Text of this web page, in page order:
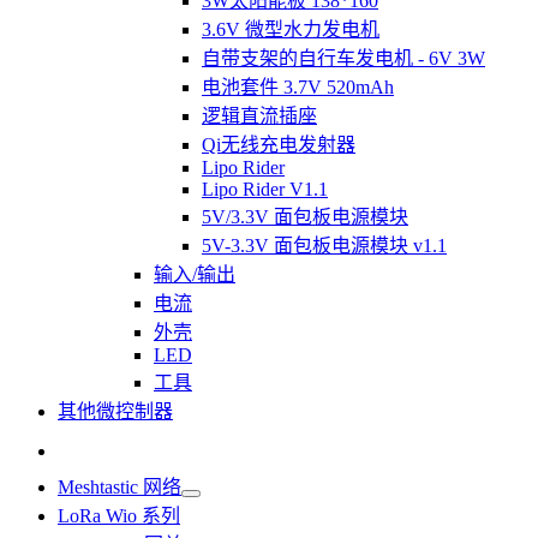
3.6V 微型水力发电机
自带支架的自行车发电机 - 6V 3W
电池套件 3.7V 520mAh
逻辑直流插座
Qi无线充电发射器
Lipo Rider
Lipo Rider V1.1
5V/3.3V 面包板电源模块
5V-3.3V 面包板电源模块 v1.1
输入/输出
电流
外壳
LED
工具
其他微控制器
Meshtastic 网络
LoRa Wio 系列